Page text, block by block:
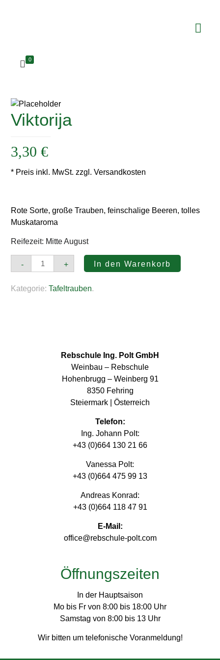
0
Viktorija
3,30€
* Preis inkl. MwSt. zzgl. Versandkosten
Rote Sorte, große Trauben, feinschalige Beeren, tolles
Muskataroma
Reifezeit: Mitte August
-
Viktorija
Menge
+ In den Warenkorb
Kategorie:Tafeltrauben.
Rebschule Ing. Polt GmbH
Weinbau – Rebschule
Hohenbrugg – Weinberg 91
8350 Fehring
Steiermark | Österreich
Telefon:
Ing. Johann Polt:
+43 (0)664 130 21 66
Vanessa Polt:
+43 (0)664 475 99 13
Andreas Konrad:
+43 (0)664 118 47 91
E-Mail:
office@rebschule-polt.com
Öffnungszeiten
In der Hauptsaison
Mo bis Fr von 8:00 bis 18:00 Uhr
Samstag von 8:00 bis 13 Uhr
Wir bitten um telefonische Voranmeldung!